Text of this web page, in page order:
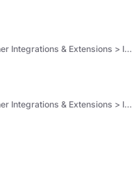
& Extensions > Intégrations
& Extensions > Intégrations